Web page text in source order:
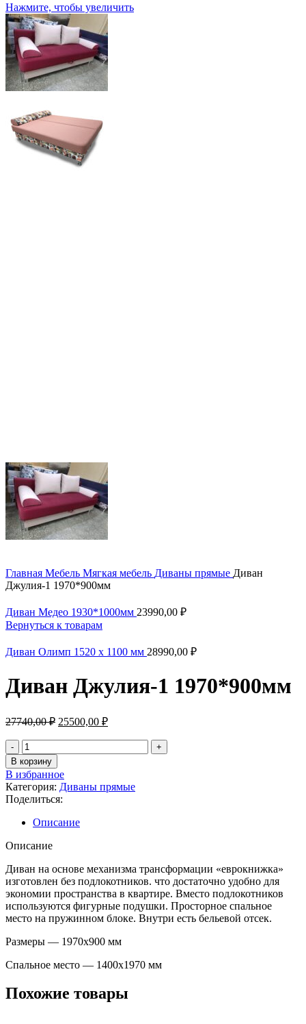
Нажмите, чтобы увеличить
Главная Мебель Мягкая мебель Диваны прямые Диван
Джулия-1 1970*900мм
Диван Медео 1930*1000мм 23990,00 ₽
Вернуться к товарам
Диван Олимп 1520 х 1100 мм 28990,00 ₽
Диван Джулия-1 1970*900мм
27740,00₽ 25500,00 ₽
В корзину
В избранное
Категория: Диваны прямые
Поделиться:
Описание
Описание
Диван на основе механизма трансформации «еврокнижка»
изготовлен без подлокотников. что достаточно удобно для
экономии пространства в квартире. Вместо подлокотников
используются фигурные подушки. Просторное спальное
место на пружинном блоке. Внутри есть бельевой отсек.
Размеры — 1970х900 мм
Спальное место — 1400х1970 мм
Похожие товары